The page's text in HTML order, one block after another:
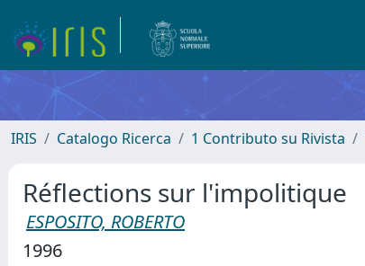
IRIS Catalogo Ricerca 1 Contributo su Rivista
Réflections sur l'impolitique
ESPOSITO, ROBERTO
1996